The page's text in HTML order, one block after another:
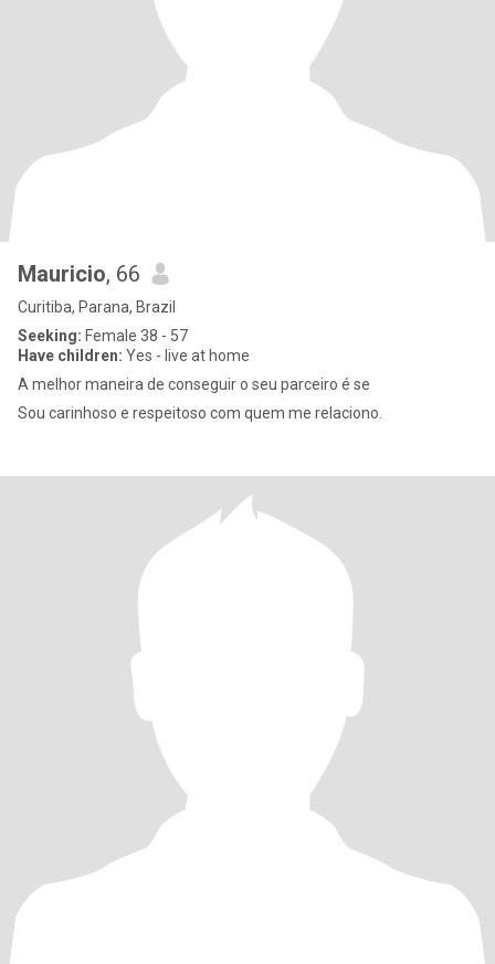
Mauricio, 66
Curitiba, Parana, Brazil
Seeking: Female 38 - 57
Have children: Yes - live at home
A melhor maneira de conseguir o seu parceiro é se
Sou carinhoso e respeitoso com quem me relaciono.